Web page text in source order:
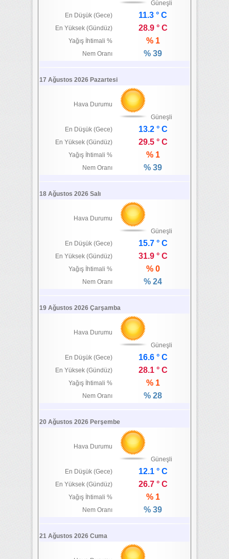
Güneşli
En Düşük (Gece)
11.3 ° C
En Yüksek (Gündüz) 28.9 ° C
Yağış İhtimali % % 1
Nem Oranı % 39
17 Ağustos 2026 Pazartesi
Hava Durumu
Güneşli
En Düşük (Gece)
13.2 ° C
En Yüksek (Gündüz) 29.5 ° C
Yağış İhtimali % % 1
Nem Oranı % 39
18 Ağustos 2026 Salı
Hava Durumu
Güneşli
En Düşük (Gece)
15.7 ° C
En Yüksek (Gündüz) 31.9 ° C
Yağış İhtimali % % 0
Nem Oranı % 24
19 Ağustos 2026 Çarşamba
Hava Durumu
Güneşli
En Düşük (Gece)
16.6 ° C
En Yüksek (Gündüz) 28.1 ° C
Yağış İhtimali % % 1
Nem Oranı % 28
20 Ağustos 2026 Perşembe
Hava Durumu
Güneşli
En Düşük (Gece)
12.1 ° C
En Yüksek (Gündüz) 26.7 ° C
Yağış İhtimali % % 1
Nem Oranı % 39
21 Ağustos 2026 Cuma